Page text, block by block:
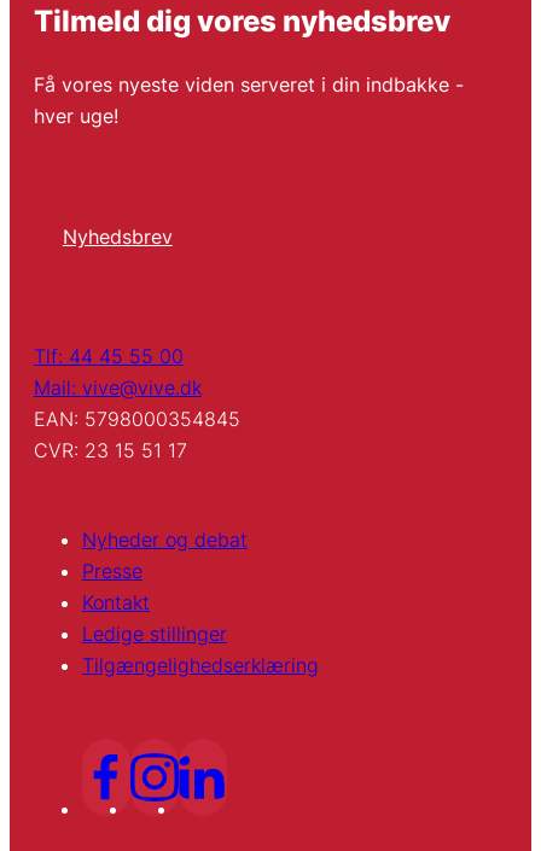
Tilmeld dig vores nyhedsbrev
Få vores nyeste viden serveret i din indbakke -
hver uge!
Nyhedsbrev
Tlf: 44 45 55 00
Mail: vive@vive.dk
EAN: 5798000354845
CVR: 23 15 51 17
Nyheder og debat
Presse
Kontakt
Ledige stillinger
Tilgængelighedserklæring